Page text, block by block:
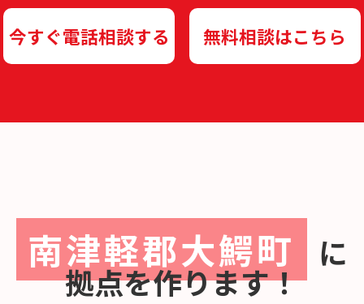
今すぐ電話相談する 無料相談はこちら
南津軽郡大鰐町 に
拠点を作ります！